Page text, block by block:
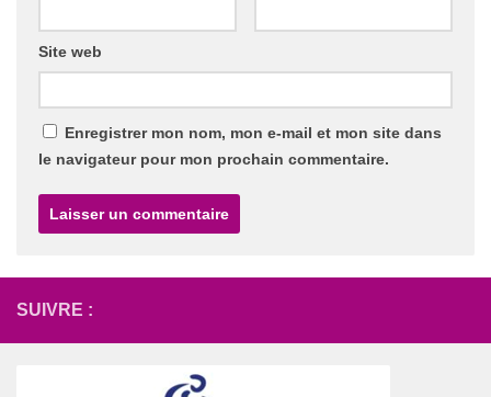
Site web
Enregistrer mon nom, mon e-mail et mon site dans
le navigateur pour mon prochain commentaire.
SUIVRE :